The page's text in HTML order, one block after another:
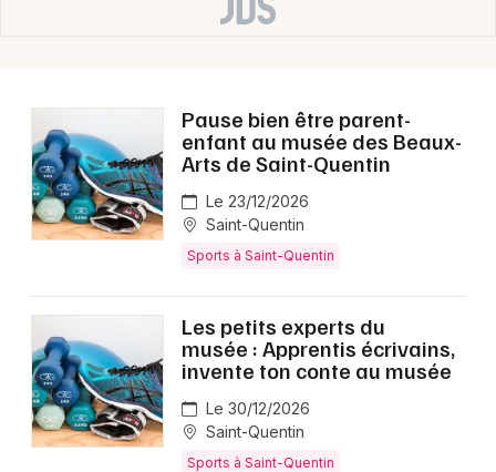
Pause bien être parent-
enfant au musée des Beaux-
Arts de Saint-Quentin
Le 23/12/2026
Saint-Quentin
Sports à Saint-Quentin
Les petits experts du
musée : Apprentis écrivains,
invente ton conte au musée
Le 30/12/2026
Saint-Quentin
Sports à Saint-Quentin